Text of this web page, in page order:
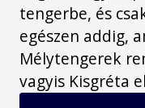
tengerbe, és
egészen addig,
Mélytengerek
vagyis Kisgréta